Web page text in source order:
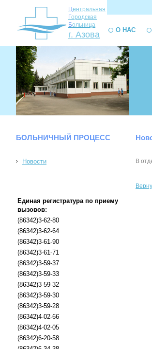
Центральная
Городская
Больница
г. Азова О НАС
БОЛЬНИЧНЫЙ ПРОЦЕСС
Новости
Единая регистратура по приему
вызовов:
(86342)3-62-80
(86342)3-62-64
(86342)3-61-90
(86342)3-61-71
(86342)3-59-37
(86342)3-59-33
(86342)3-59-32
(86342)3-59-30
(86342)3-59-28
(86342)4-02-66
(86342)4-02-05
(86342)6-20-58
В